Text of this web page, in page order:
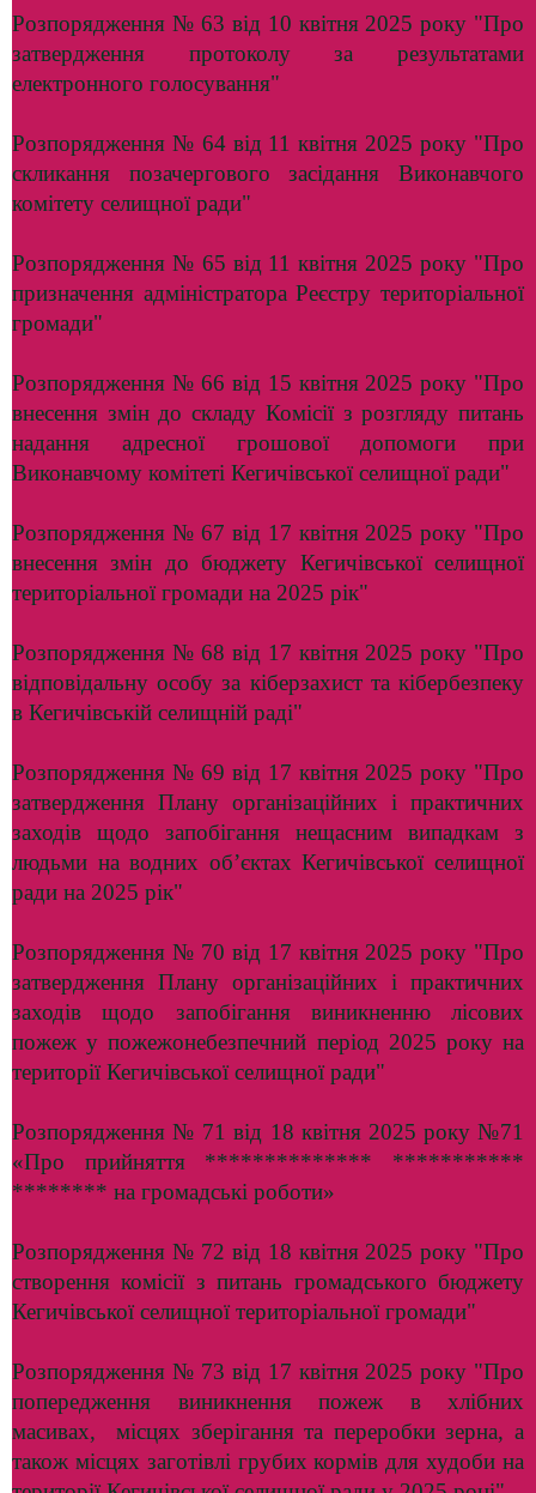
Розпорядження № 63 від 10 квітня 2025 року "Про
затвердження протоколу за результатами
електронного голосування"
Розпорядження № 64 від 11 квітня 2025 року "Про
скликання позачергового засідання Виконавчого
комітету селищної ради"
Розпорядження № 65 від 11 квітня 2025 року "Про
призначення адміністратора Реєстру територіальної
громади"
Розпорядження № 66 від 15 квітня 2025 року "Про
внесення змін до складу Комісії з розгляду питань
надання адресної грошової допомоги при
Виконавчому комітеті Кегичівської селищної ради"
Розпорядження № 67 від 17 квітня 2025 року "Про
внесення змін до бюджету Кегичівської селищної
територіальної громади на 2025 рік"
Розпорядження № 68 від 17 квітня 2025 року "Про
відповідальну особу за кіберзахист та кібербезпеку
в Кегичівській селищній раді"
Розпорядження № 69 від 17 квітня 2025 року "Про
затвердження Плану організаційних і практичних
заходів щодо запобігання нещасним випадкам з
людьми на водних об’єктах Кегичівської селищної
ради на 2025 рік"
Розпорядження № 70 від 17 квітня 2025 року "Про
затвердження Плану організаційних і практичних
заходів щодо запобігання виникненню лісових
пожеж у пожежонебезпечний період 2025 року на
території Кегичівської селищної ради"
Розпорядження № 71 від 18 квітня 2025 року №71
«Про прийняття ************** ***********
******** на громадські роботи»
Розпорядження № 72 від 18 квітня 2025 року "Про
створення комісії з питань громадського бюджету
Кегичівської селищної територіальної громади"
Розпорядження № 73 від 17 квітня 2025 року "Про
попередження виникнення пожеж в хлібних
масивах, місцях зберігання та переробки зерна, а
також місцях заготівлі грубих кормів для худоби на